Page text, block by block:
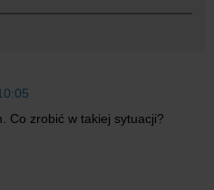
Co zrobić w takiej sytuacji?